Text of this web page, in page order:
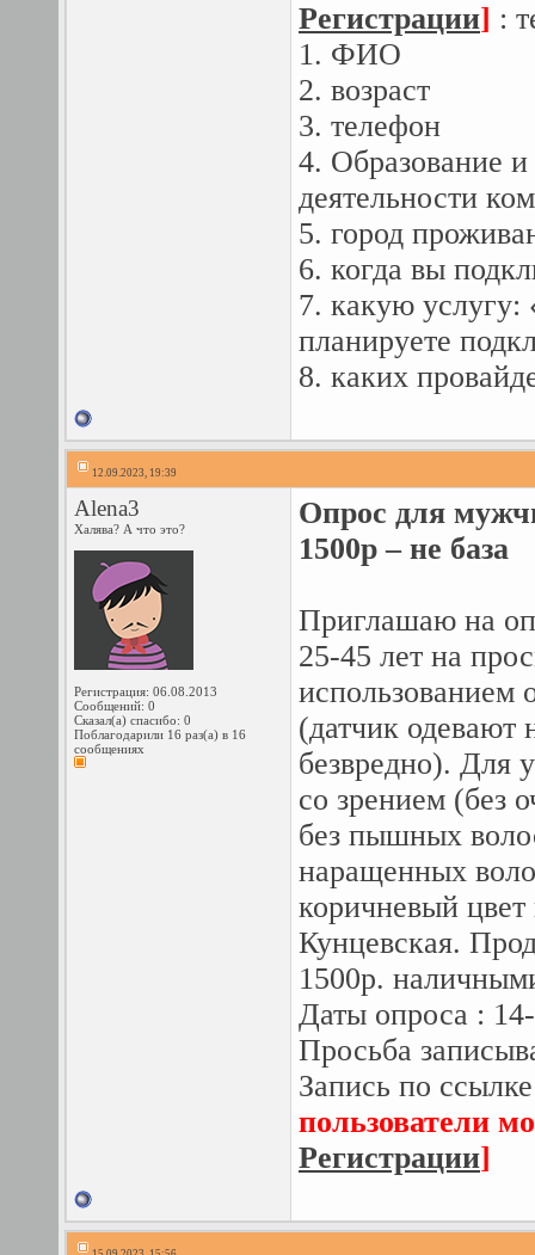
Регистрации] :
1. ФИО
2. возраст
3. телефон
4. Образование
деятельности
5. город
6. когда вы
7. какую услугу:
планируете
8. каких
12.09.2023, 19:39
Alena3
Халява? А что это?
Регистрация: 06.08.2013
Сообщений: 0
Сказал(а) спасибо: 0
Поблагодарили 16 раз(а) в 16
сообщениях
Опрос для
1500р – не база
Приглашаю на
25-45 лет на
использованием
(датчик одевают
безвредно). Для
со зрением (без
без пышных
наращенных
коричневый
Кунцевская.
1500р.
Даты опроса :
Просьба
Запись по
пользователи
Регистрации]